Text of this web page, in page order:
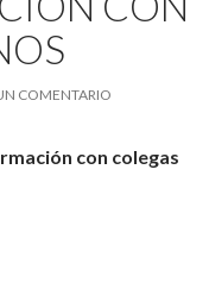
COMENTARIO
con colegas